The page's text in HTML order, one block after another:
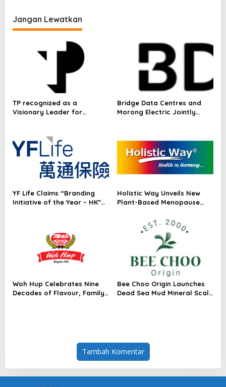
Jangan Lewatkan
TP recognized as a
Visionary Leader for
Radar™ for Customer
Experience Management
Services in Asia-Pacific
Bridge Data Centres and
Morong Electric Jointly
Module for AI Data Centres
YF Life Claims “Branding
Initiative of the Year – HK”
Holistic Way Unveils New
Plant-Based Menopause
Woh Hup Celebrates Nine
Decades of Flavour, Family
Bee Choo Origin Launches
Dead Sea Mud Mineral Scalp
Tambah Komentar